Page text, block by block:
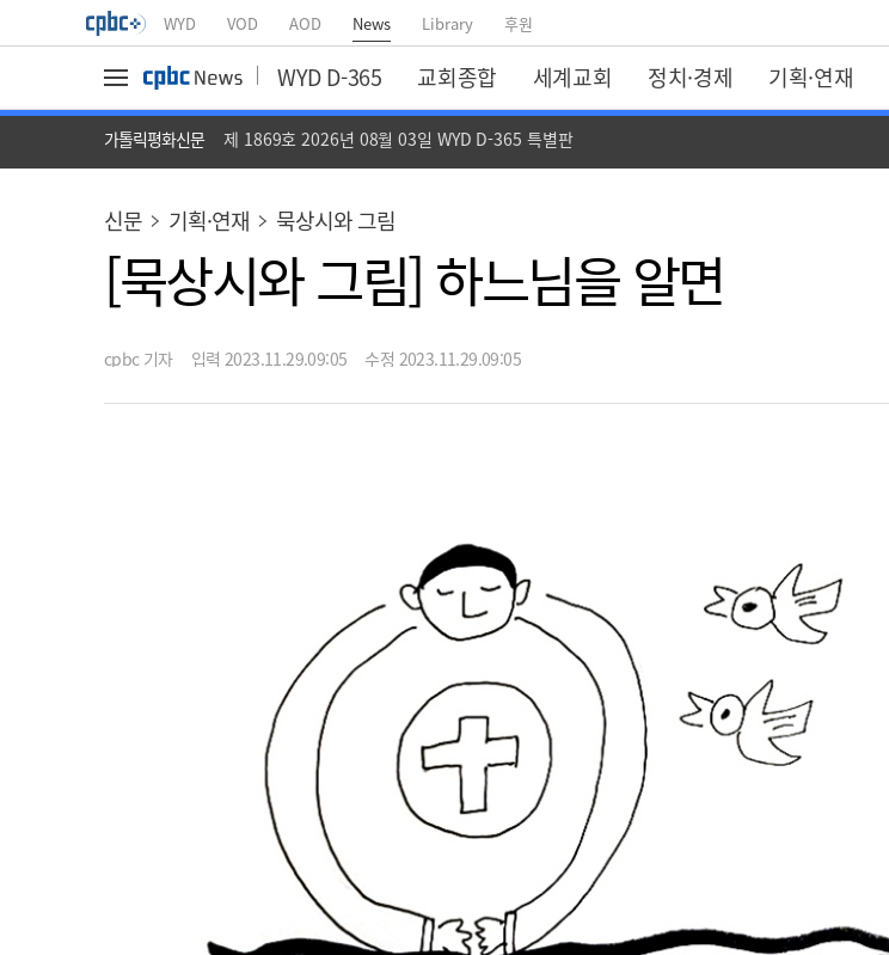
WYD VOD AOD News Library 후원
WYD D-365 교회종합 세계교회 정치·경제 기획·연재
가톨릭평화신문 제 1869호 2026년 08월 03일 WYD D-365 특별판
신문 기획·연재 묵상시와 그림
[묵상시와 그림] 하느님을 알면
cpbc 기자 입력 2023.11.29.09:05 수정 2023.11.29.09:05